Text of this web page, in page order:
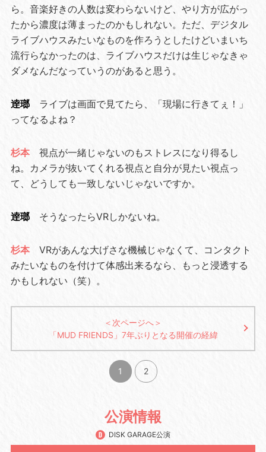
ら。音楽好きの人数は変わらないけど、やり方が広がっ
たから濃度は薄まったのかもしれない。ただ、デジタル
ライブハウスみたいなものを作ろうとしたけどいまいち
流行らなかったのは、ライブハウスだけは生じゃなきゃ
ダメなんだなっていうのがあると思う。
逹瑯
ライブは画面で見てたら、「現場に行きてぇ！」
ってなるよね？
杉本
視点が一緒じゃないのもストレスになり得るし
ね。カメラが抜いてくれる視点と自分が見たい視点っ
て、どうしても一致しないじゃないですか。
逹瑯 そうなったらVRしかないね。
杉本
VRがあんな大げさな機械じゃなくて、コンタクト
みたいなものを付けて体感出来るなら、もっと浸透する
かもしれない（笑）。
＜次ページへ＞
「MUD FRIENDS」7年ぶりとなる開催の経緯
1 2
公演情報
DISK GARAGE公演